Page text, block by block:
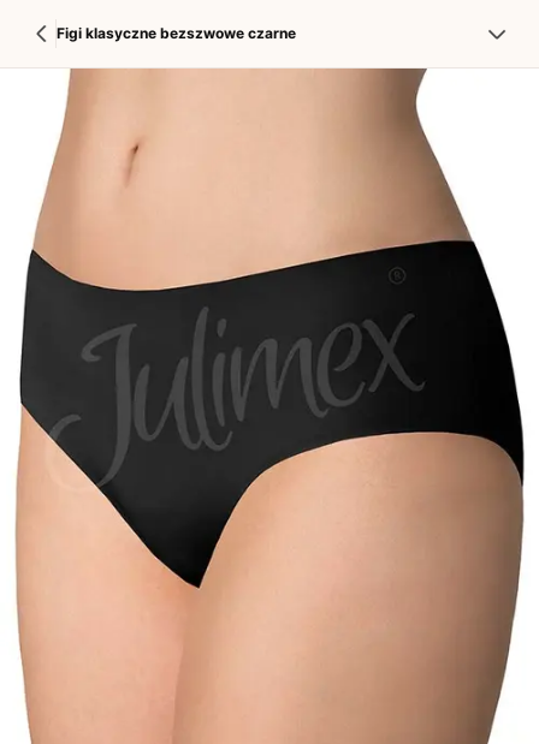
Figi klasyczne bezszwowe czarne